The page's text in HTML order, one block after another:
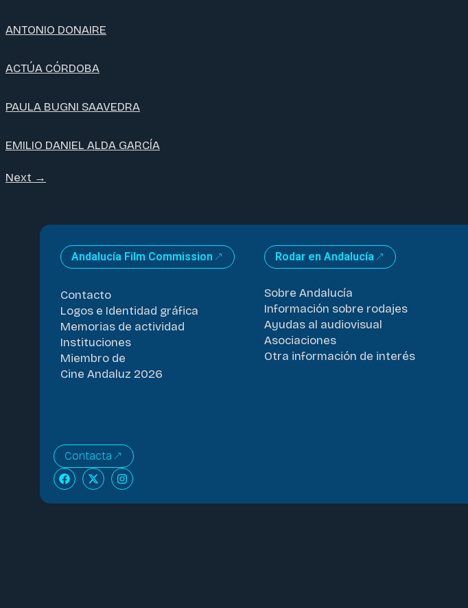
ANTONIO DONAIRE
ACTÚA CÓRDOBA
PAULA BUGNI SAAVEDRA
EMILIO DANIEL ALDA GARCÍA
Next →
Andalucía Film Commission
Contacto
Logos e Identidad gráfica
Memorias de actividad
Instituciones
Miembro de
Cine Andaluz 2026
Rodar en Andalucía
Sobre Andalucía
Información sobre rodajes
Ayudas al audiovisual
Asociaciones
Otra información de interés
Contacta